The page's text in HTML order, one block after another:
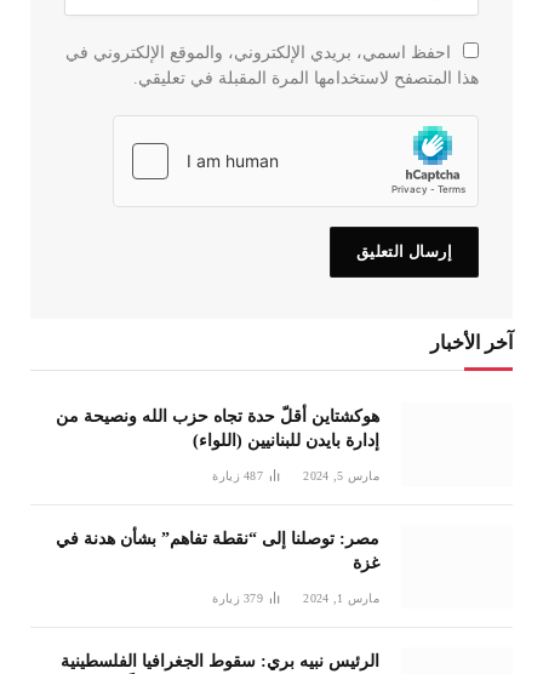
احفظ اسمي، بريدي الإلكتروني، والموقع الإلكتروني في
هذا المتصفح لاستخدامها المرة المقبلة في تعليقي.
آخر الأخبار
هوكشتاين أقلّ حدة تجاه حزب الله ونصيحة من
إدارة بايدن للبنانيين (اللواء)
مارس 5, 2024 487 زيارة
مصر: توصلنا إلى “نقطة تفاهم” بشأن هدنة في
غزة
مارس 1, 2024 379 زيارة
الرئيس نبيه بري: سقوط الجغرافيا الفلسطينية